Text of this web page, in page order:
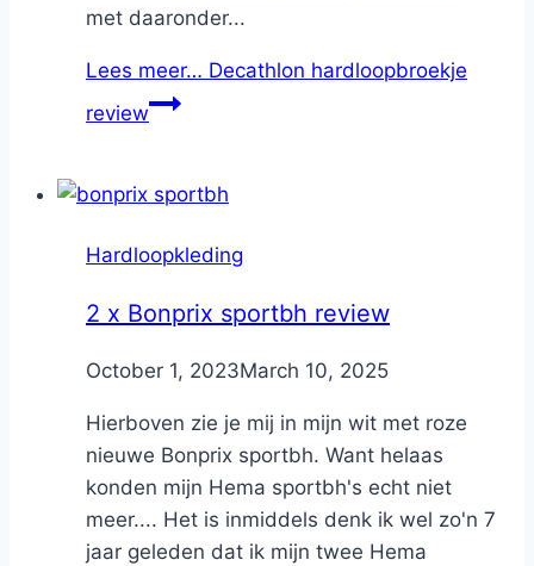
met daaronder...
Lees meer… Decathlon hardloopbroekje
review
Hardloopkleding
2 x Bonprix sportbh review
ByNicole
October 1, 2023March 10, 2025
Hierboven zie je mij in mijn wit met roze
nieuwe Bonprix sportbh. Want helaas
konden mijn Hema sportbh's echt niet
meer.... Het is inmiddels denk ik wel zo'n 7
jaar geleden dat ik mijn twee Hema